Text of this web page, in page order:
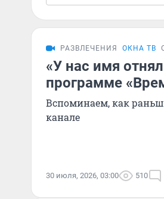
РАЗВЛЕЧЕНИЯ ОКНА ТВ
«У нас имя
программе
Вспоминаем, как
канале
30 июля, 2026, 03:00 510